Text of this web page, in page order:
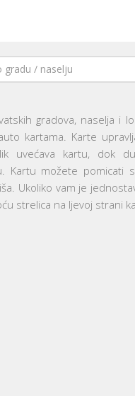
gradova, naselja i
kartama. Karte
uvećava kartu, dok
Kartu možete pomicati
Ukoliko vam je
strelica na ljevoj strani